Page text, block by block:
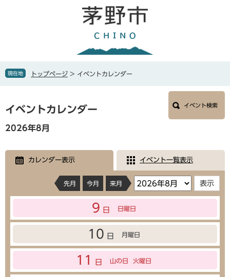
で
ば
文
へ
現在地 トップページ > イベントカレンダー
文
イベントカレンダー イベント検索
2026年8月
カレンダー表示 イベント一覧表示
先月 今月 来月
9 日 日曜日
10 日 月曜日
11 日 山の日 火曜日